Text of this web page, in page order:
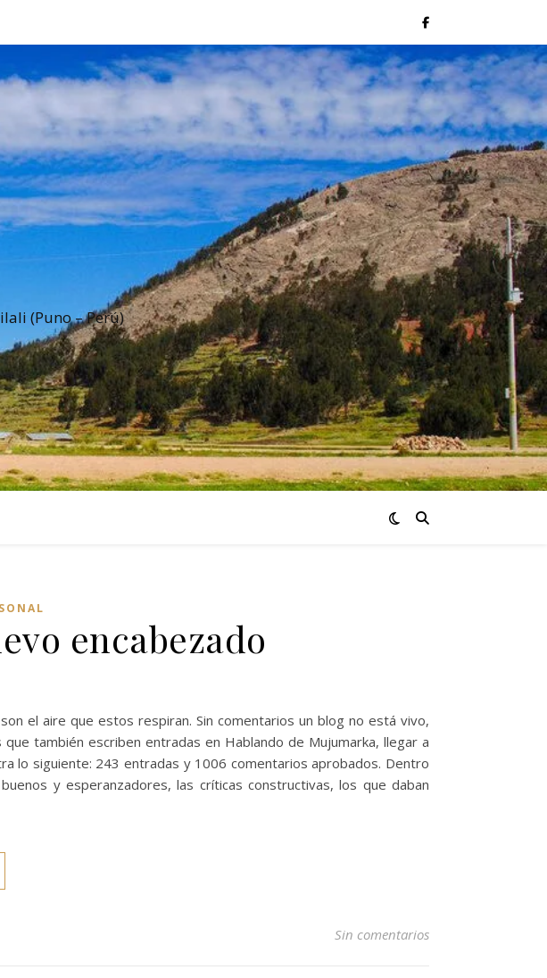
(Puno – Perú)
encabezado
el aire que estos respiran. Sin comentarios un blog no está vivo,
también escriben entradas en Hablando de Mujumarka, llegar a
lo siguiente: 243 entradas y 1006 comentarios aprobados. Dentro
y esperanzadores, las críticas constructivas, los que daban
Sin comentarios